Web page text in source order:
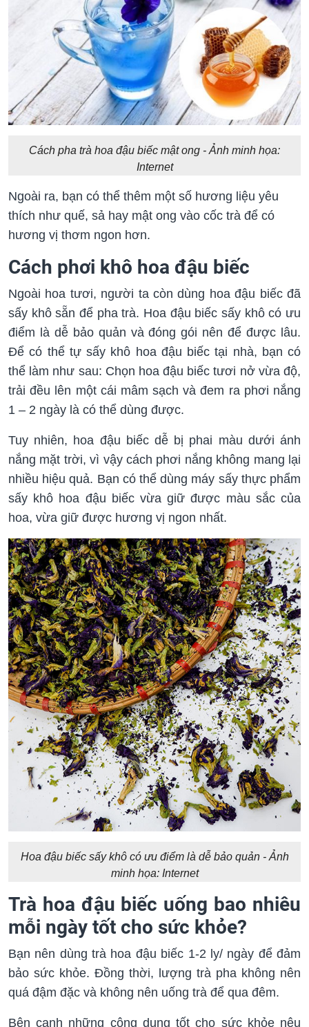
Cách pha trà hoa đậu biếc mật ong - Ảnh minh họa:
Internet
Ngoài ra, bạn có thể thêm một số hương liệu yêu
thích như quế, sả hay mật ong vào cốc trà để có
hương vị thơm ngon hơn.
Cách phơi khô hoa đậu biếc
Ngoài hoa tươi, người ta còn dùng hoa đậu biếc đã
sấy khô sẵn để pha trà. Hoa đậu biếc sấy khô có ưu
điểm là dễ bảo quản và đóng gói nên để được lâu.
Để có thể tự sấy khô hoa đậu biếc tại nhà, bạn có
thể làm như sau: Chọn hoa đậu biếc tươi nở vừa độ,
trải đều lên một cái mâm sạch và đem ra phơi nắng
1 – 2 ngày là có thể dùng được.
Tuy nhiên, hoa đậu biếc dễ bị phai màu dưới ánh
nắng mặt trời, vì vậy cách phơi nắng không mang lại
nhiều hiệu quả. Bạn có thể dùng máy sấy thực phẩm
sấy khô hoa đậu biếc vừa giữ được màu sắc của
hoa, vừa giữ được hương vị ngon nhất.
Hoa đậu biếc sấy khô có ưu điểm là dễ bảo quản - Ảnh
minh họa: Internet
Trà hoa đậu biếc uống bao nhiêu
mỗi ngày tốt cho sức khỏe?
Bạn nên dùng trà hoa đậu biếc 1-2 ly/ ngày để đảm
bảo sức khỏe. Đồng thời, lượng trà pha không nên
quá đậm đặc và không nên uống trà để qua đêm.
Bên cạnh những công dụng tốt cho sức khỏe nêu